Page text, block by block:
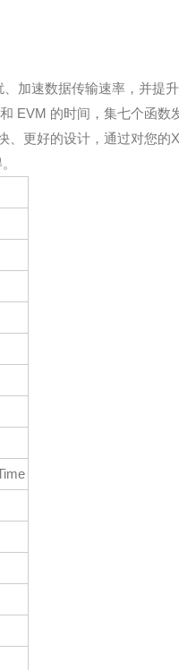
加速数据传输速率，并提
EVM 的时间，集七个函数
更好的设计，通过对您的